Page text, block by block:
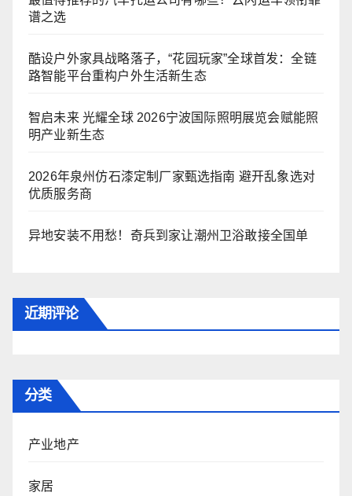
谱之选
酷设户外家具战略落子，“花园玩家”全球首发：全链
路智能平台重构户外生活新生态
智启未来 光耀全球 2026宁波国际照明展览会赋能照
明产业新生态
2026年泉州仿石漆定制厂家甄选指南 避开乱象选对
优质服务商
异地安装不用愁！奇兵到家让潮州卫浴敢接全国单
近期评论
分类
产业地产
家居